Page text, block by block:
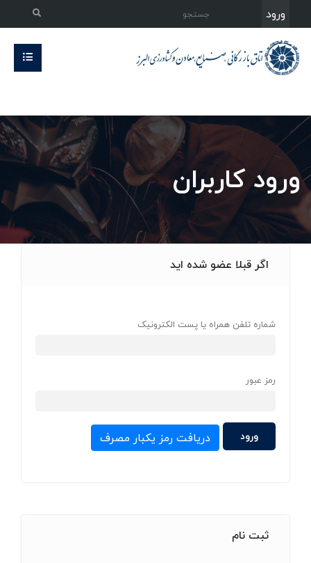
ورود
ورود کاربران
اگر قبلا عضو شده اید
شماره تلفن همراه یا پست الکترونیک
رمز عبور
دریافت رمز یکبار مصرف
ثبت نام